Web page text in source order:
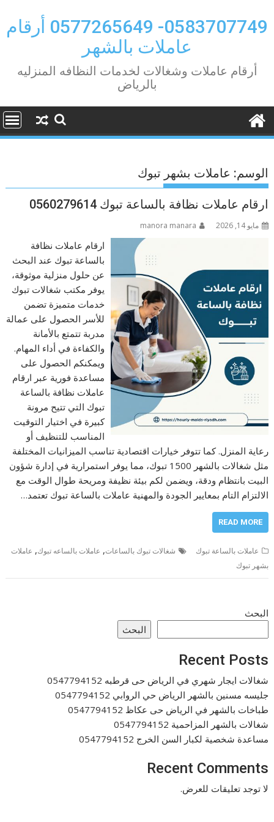
to
content
0583707749- 0577265649 أرقام
عاملات بالشهر
أرقام عاملات وشغالات لخدمات النظافه المنزليه
بالرياض
الوسم: عاملات بشهر تبوك
ارقام عاملات نظافة بالساعة تبوك 0560279614
مايو 14, 2026 manora manara
ارقام عاملات نظافة
بالساعة تبوك عند البحث
عن حلول منزلية موثوقة،
يوفر مكتب شغالات تبوك
خدمات متميزة تضمن
للأسر الحصول على عمالة
مدربة تتمتع بالأمانة
والكفاءة في أداء المهام.
ويمكنكم الحصول على
مساعدة فورية عبر ارقام
عاملات نظافة بالساعة
تبوك التي تتيح مرونة
كبيرة في اختيار التوقيت
المناسب للتنظيف أو
رعاية المنزل. كما تتوفر خيارات اقتصادية تناسب الميزانيات المختلفة
مثل شغالات بالشهر 1500 تبوك، مما يوفر استمرارية في إدارة شؤون
البيت بانتظام ودقة، ويضمن لكم بيئة نظيفة ومريحة طوال الوقت مع
الالتزام التام بمعايير الجودة والمهنية عاملات بالساعة تبوك تعتمد…
READ MORE
عاملات بالساعة تبوك شغالات تبوك بالساعات, عاملات بالساعه تبوك, عاملات
بشهر تبوك
البحث
البحث
Recent Posts
شغالات ايجار شهري في الرياض حى قرطبه 0547794152
جليسه مسنين بالشهر الرياض حي الروابي 0547794152
طباخات بالشهر في الرياض حى عكاظ 0547794152
شغالات بالشهر المزاحمية 0547794152
مساعدة شخصية لكبار السن الخرج 0547794152
Recent Comments
لا توجد تعليقات للعرض.